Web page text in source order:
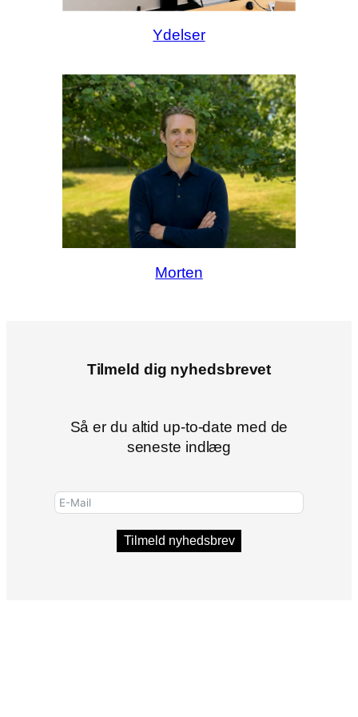
Ydelser
Morten
Tilmeld dig nyhedsbrevet
Så er du altid up-to-date med de
seneste indlæg
Tilmeld nyhedsbrev